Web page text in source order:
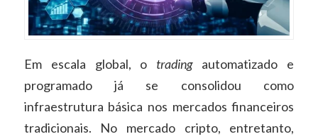
Em escala global, o tradingautomatizado e
programado já se consolidou como
infraestrutura básica nos mercados financeiros
tradicionais. No mercado cripto, entretanto,